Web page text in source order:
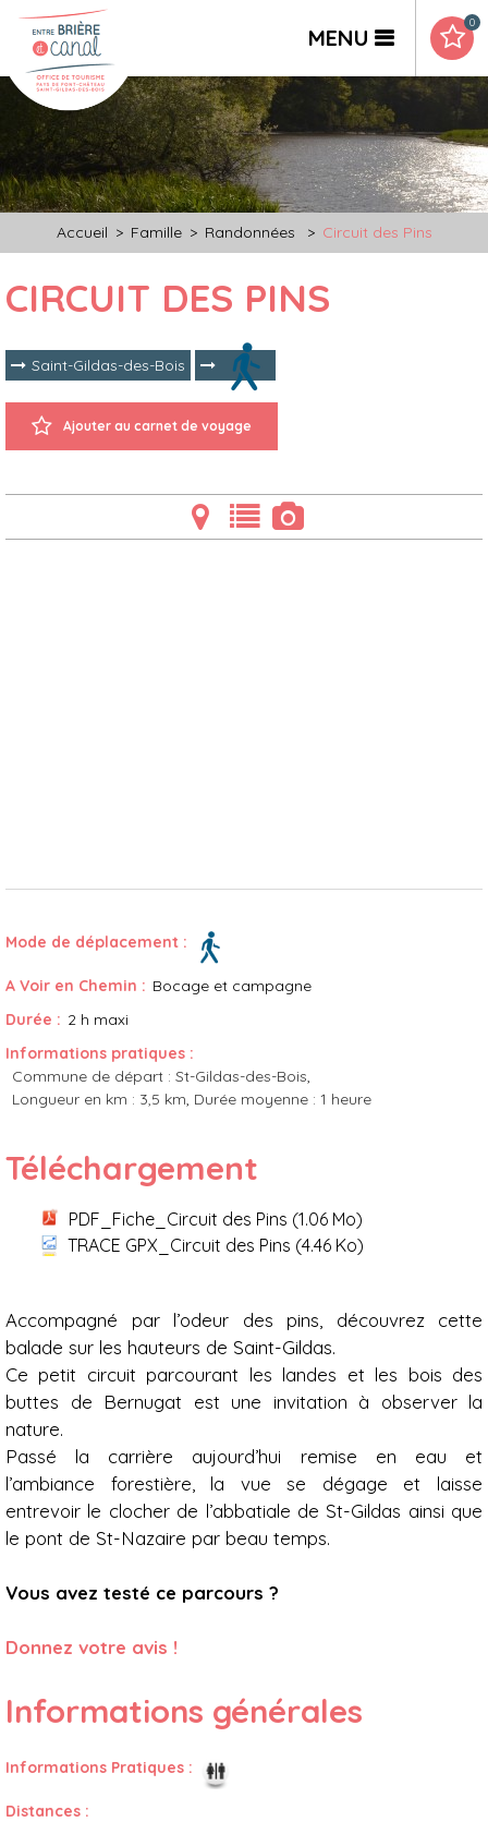
MENU
0
Accueil > Famille > Randonnées > Circuit des Pins
CIRCUIT DES PINS
Saint-Gildas-des-Bois
Ajouter au carnet de voyage
Mode de déplacement :
A Voir en Chemin : Bocage et campagne
Durée : 2 h maxi
Informations pratiques :
Commune de départ : St-Gildas-des-Bois
Longueur en km : 3,5 km Durée moyenne : 1 heure
Téléchargement
PDF_Fiche_Circuit des Pins (1.06 Mo)
TRACE GPX_Circuit des Pins (4.46 Ko)
Accompagné par l’odeur des pins, découvrez cette
balade sur les hauteurs de Saint-Gildas.
Ce petit circuit parcourant les landes et les bois des
buttes de Bernugat est une invitation à observer la
nature.
Passé la carrière aujourd’hui remise en eau et
l’ambiance forestière, la vue se dégage et laisse
entrevoir le clocher de l’abbatiale de St-Gildas ainsi que
le pont de St-Nazaire par beau temps.
Vous avez testé ce parcours ?
Donnez votre avis !
Informations générales
Informations Pratiques :
Distances :